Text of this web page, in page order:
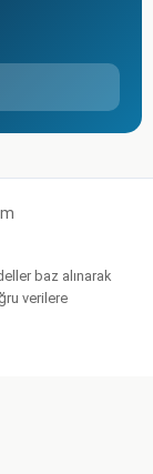
baz alınarak
verilere